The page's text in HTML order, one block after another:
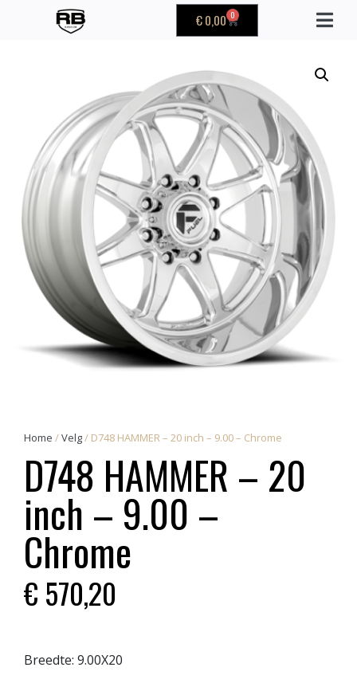
€0,00 0
Home /Velg/ D748 HAMMER – 20 inch – 9.00 – Chrome
D748 HAMMER – 20
inch – 9.00 –
Chrome
€ 570,20
Breedte: 9.00X20